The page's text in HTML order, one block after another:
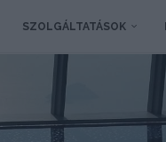
SZOLGÁLTATÁSOK